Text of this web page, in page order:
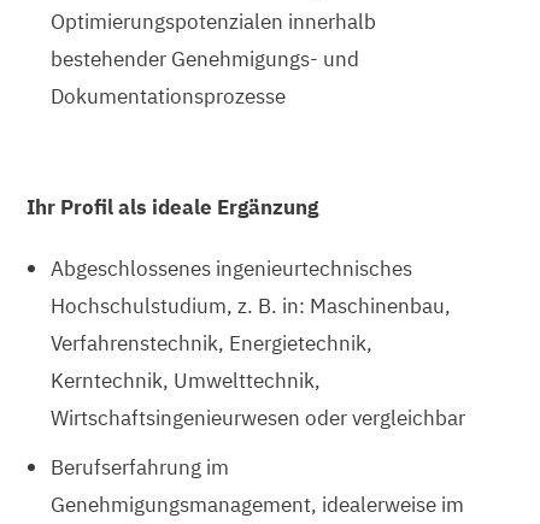
Optimierungspotenzialen innerhalb
bestehender Genehmigungs- und
Dokumentationsprozesse
Ihr Profil als ideale Ergänzung
Abgeschlossenes ingenieurtechnisches
Hochschulstudium, z. B. in: Maschinenbau,
Verfahrenstechnik, Energietechnik,
Kerntechnik, Umwelttechnik,
Wirtschaftsingenieurwesen oder vergleichbar
Berufserfahrung im
Genehmigungsmanagement, idealerweise im